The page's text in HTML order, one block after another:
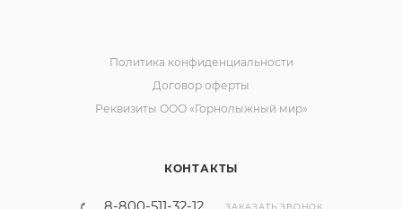
КОНТАКТЫ
ЗАКАЗАТЬ ЗВОНОК
Политика конфиденциальности
Договор оферты
Реквизиты ООО «Горнолыжный мир»